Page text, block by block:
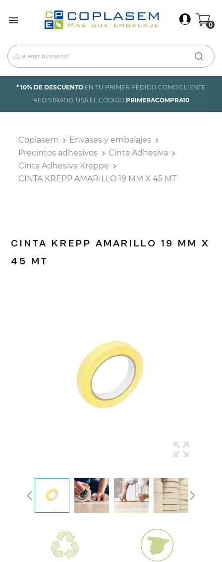
 0
* 10% DE DESCUENTO EN TU PRIMER PEDIDO COMO CLIENTE
REGISTRADO. USA EL CÓDIGO PRIMERACOMPRA10
Coplasem
Envases y embalajes
Precintos adhesivos
Cinta Adhesiva
Cinta Adhesiva Kreppe
CINTA KREPP AMARILLO 19 MM X 45 MT
CINTA KREPP AMARILLO 19 MM X
45 MT
Iniciar Sesión ×
Cancelar Iniciar sesión